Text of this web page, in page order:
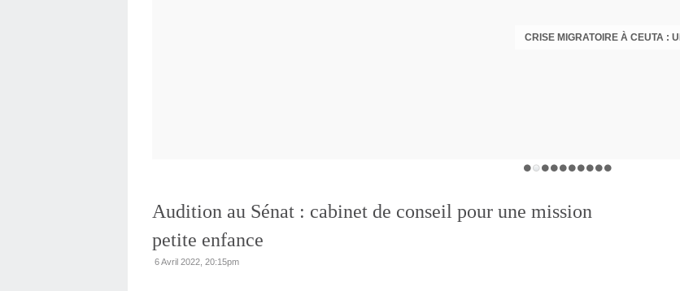
Audition au Sénat : cabinet de conseil pour une mission
petite enfance
6 Avril 2022, 20:15pm